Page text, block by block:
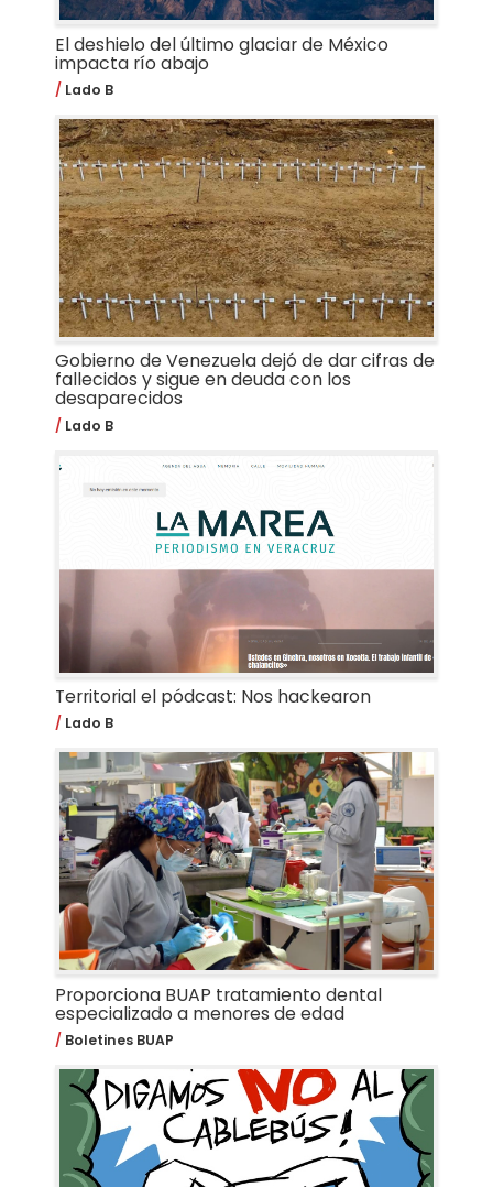
El deshielo del último glaciar de México
impacta río abajo
Lado B
Gobierno de Venezuela dejó de dar cifras de
fallecidos y sigue en deuda con los
desaparecidos
Lado B
Territorial el pódcast: Nos hackearon
Lado B
Proporciona BUAP tratamiento dental
especializado a menores de edad
Boletines BUAP